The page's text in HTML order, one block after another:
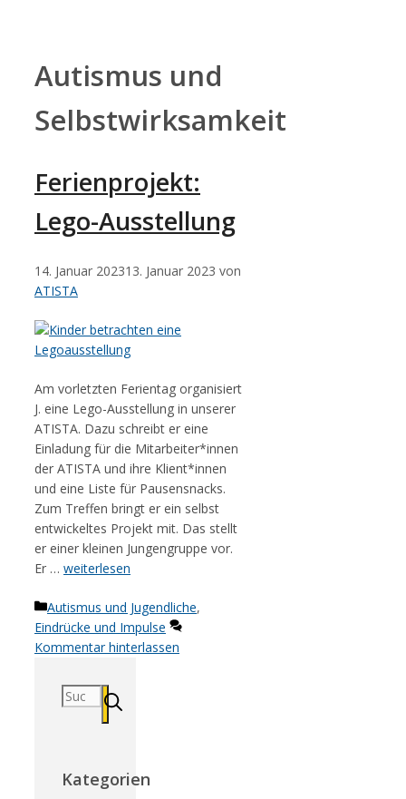
Autismus und
Selbstwirksamkeit
Ferienprojekt:
Lego-Ausstellung
14. Januar 202313. Januar 2023 von
ATISTA
Am vorletzten Ferientag organisiert
J. eine Lego-Ausstellung in unserer
ATISTA. Dazu schreibt er eine
Einladung für die Mitarbeiter*innen
der ATISTA und ihre Klient*innen
und eine Liste für Pausensnacks.
Zum Treffen bringt er ein selbst
entwickeltes Projekt mit. Das stellt
er einer kleinen Jungengruppe vor.
Er … weiterlesen
Kategorien
Autismus und Jugendliche,
Eindrücke und Impulse
Kommentar hinterlassen
Suchen
nach:
Kategorien